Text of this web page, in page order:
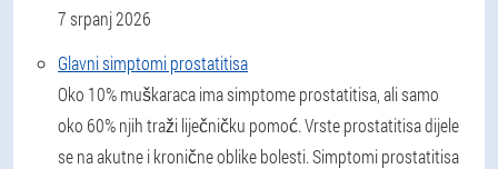
7 srpanj 2026
Glavni simptomi prostatitisa
Oko 10% muškaraca ima simptome prostatitisa, ali samo
oko 60% njih traži liječničku pomoć. Vrste prostatitisa dijele
se na akutne i kronične oblike bolesti. Simptomi prostatitisa